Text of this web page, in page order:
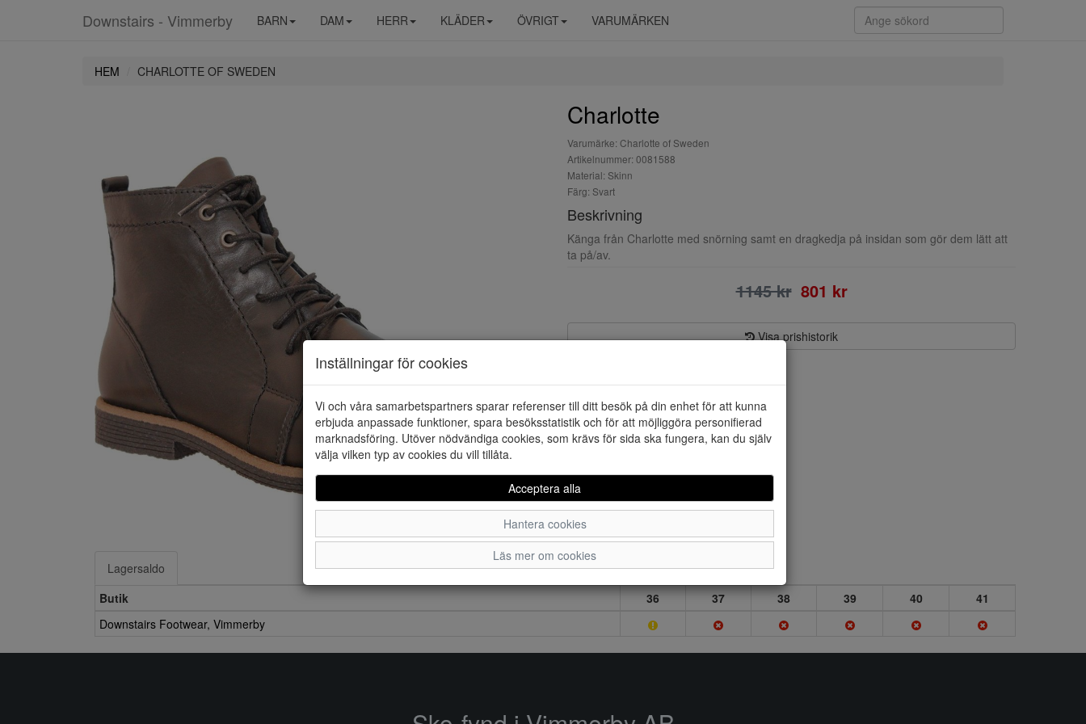
Downstairs - Vimmerby BARN DAM HERR KLÄDER ÖVRIGT VARUMÄRKEN
HEM CHARLOTTE OF SWEDEN
Charlotte
Varumärke: Charlotte of Sweden
Artikelnummer: 0081588
Material: Skinn
Färg: Svart
Beskrivning
Känga från Charlotte med snörning samt en dragkedja på insidan som gör dem lätt att
ta på/av.
1145 kr 801 kr
Visa prishistorik
Lagersaldo
Butik
36 37 38 39 40
41
Downstairs Footwear, Vimmerby
Inställningar för cookies
Vi och våra samarbetspartners sparar referenser till ditt besök på din enhet för att kunna
erbjuda anpassade funktioner, spara besöksstatistik och för att möjliggöra personifierad
marknadsföring. Utöver nödvändiga cookies, som krävs för sida ska fungera, kan du själv
välja vilken typ av cookies du vill tillåta.
Acceptera alla
Hantera cookies
Läs mer om cookies